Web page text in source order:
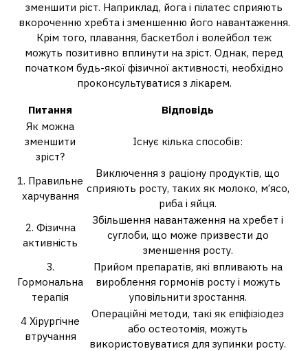
зменшити ріст. Наприклад, йога і пілатес сприяють
вкороченню хребта і зменшенню його навантаження.
Крім того, плавання, баскетбол і волейбол теж
можуть позитивно вплинути на зріст. Однак, перед
початком будь-якої фізичної активності, необхідно
проконсультуватися з лікарем.
Питання
Відповідь
Як можна
зменшити
зріст?
Існує кілька способів:
1. Правильне
харчування
Виключення з раціону продуктів, що
сприяють росту, таких як молоко, м’ясо,
риба і яйця.
2. Фізична
активність
Збільшення навантаження на хребет і
суглоби, що може призвести до
зменшення росту.
3.
Гормональна
терапія
Прийом препаратів, які впливають на
вироблення гормонів росту і можуть
уповільнити зростання.
4 Хірургічне
втручання
Операційні методи, такі як епіфізіодез
або остеотомія, можуть
використовуватися для зупинки росту.